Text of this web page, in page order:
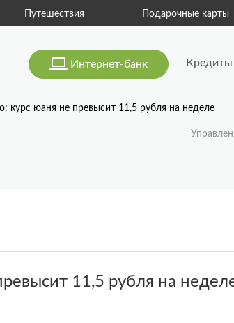
Путешествия Подарочные карты
Интернет-банк Кредиты
курс юаня не превысит 11,5 рубля на неделе
11,5 рубля на